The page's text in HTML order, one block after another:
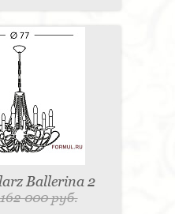
Ballerina 2
162 000 руб.